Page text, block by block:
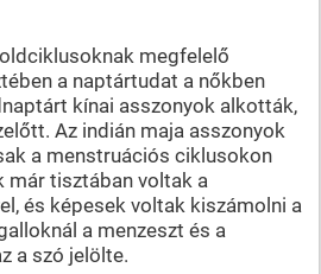
megfelelő
a naptártudat a nőkben
kínai asszonyok alkották,
Az indián maja asszonyok
a menstruációs ciklusokon
már tisztában voltak a
és képesek voltak kiszámolni a
a menzeszt és a
a szó jelölte.